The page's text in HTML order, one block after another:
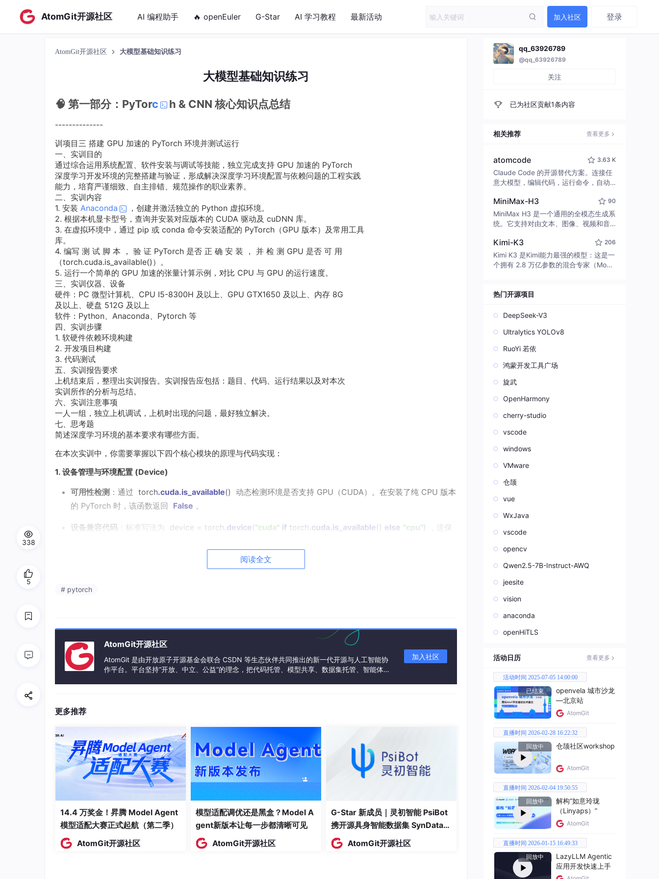
AtomGit开源社区 AI 编程助手 🔥 openEuler G-Star AI 学习教程 最新活动 加入社区 登录
AtomGit开源社区 大模型基础知识练习
大模型基础知识练习
🧠 第一部分：PyTorc h & CNN 核心知识点总结
--------------
训项目三 搭建 GPU 加速的 PyTorch 环境并测试运行
一、实训目的
通过综合运用系统配置、软件安装与调试等技能，独立完成支持 GPU 加速的 PyTorch
深度学习开发环境的完整搭建与验证，形成解决深度学习环境配置与依赖问题的工程实践
能力，培育严谨细致、自主排错、规范操作的职业素养。
二、实训内容
1. 安装 Anaconda
，创建并激活独立的 Python 虚拟环境。
2. 根据本机显卡型号，查询并安装对应版本的 CUDA 驱动及 cuDNN 库。
3. 在虚拟环境中，通过 pip 或 conda 命令安装适配的 PyTorch（GPU 版本）及常用工具
库。
4. 编写 测 试 脚 本 ， 验 证 PyTorch 是否 正 确 安 装 ， 并 检 测 GPU 是否 可 用
（torch.cuda.is_available()）。
5. 运行一个简单的 GPU 加速的张量计算示例，对比 CPU 与 GPU 的运行速度。
三、实训仪器、设备
硬件：PC 微型计算机、CPU I5-8300H 及以上、GPU GTX1650 及以上、内存 8G
及以上、硬盘 512G 及以上
软件：Python、Anaconda、Pytorch 等
四、实训步骤
1. 软硬件依赖环境构建
2. 开发项目构建
3. 代码测试
五、实训报告要求
上机结束后，整理出实训报告。实训报告应包括：题目、代码、运行结果以及对本次
实训所作的分析与总结。
六、实训注意事项
一人一组，独立上机调试，上机时出现的问题，最好独立解决。
七、思考题
简述深度学习环境的基本要求有哪些方面。
在本次实训中，你需要掌握以下四个核心模块的原理与代码实现：
1. 设备管理与环境配置 (Device)
可用性检测 ：通过 torch.cuda.is_available() 动态检测环境是否支持 GPU（CUDA）。在安装了纯 CPU 版本
的 PyTorch 时，该函数返回
False 。
设备兼容代码 ：标准写法为 device = torch.device("cuda" if torch.cuda.is_available() else "cpu")
，这保
(device) 方法将“模型”和“输入数据（images, labels）”移动到同
2. 数据加载机制 (DataLoader)
须将 DataLoader 的 num_workers 参数设置为0。
批处理 (Batch Size)：不能为了减小内存占用将
设为 1，否则会退化为纯随机梯度下降，导致训
练速度极慢且损失震荡难以收敛。
3. SimpleCNN 模型架构 (针对 MNIST 数据集)
第二层：输入通道 16，输出通道 32。
分类器 (Linear)：
输入维度动态计算：28x28 图像经两次 $2 \times 2$ 池化变为 7x7。展平后维度为
输出维度：由于 MNIST 是 0-9 的数字分类，最终必须输出10个类别的得分。
4. 训练流程与性能评估
核心七步：取数据 $\rightarrow$ 移至设备 $\rightarrow$ optimizer.zero_grad() )$\rightarrow
阅读全文
# pytorch
AtomGit开源社区
AtomGit 是由开放原子开源基金会联合 CSDN 等生态伙伴共同推出的新一代开源与人工智能协
作平台。平台坚持“开放、中立、公益”的理念，把代码托管、模型共享、数据集托管、智能体开
加入社区
更多推荐
14.4 万奖金！昇腾 Model Agent
模型适配大赛正式起航（第二季）
AtomGit开源社区
模型适配调优还是黑盒？Model A
gent新版本让每一步都清晰可见
AtomGit开源社区
G-Star 新成员｜灵初智能 PsiBot
携开源具身智能数据集 SynData
入驻 AtomGit
AtomGit开源社区
338
5
qq_63926789
@qq_63926789
关注
已为社区贡献1条内容
相关推荐 查看更多
atomcode 3.63 K
Claude Code 的开源替代方案。连接任
意大模型，编辑代码，运行命令，自动
致性能。 ｜ An open-source alternativ
e to Claude Code. Connect any LLM,
edit code, run commands, and verify
MiniMax-H3 90
MiniMax H3 是一个通用的全模态生成系
统。它支持对由文本、图像、视频和音
并能生成分辨率高达 2K、时长可达 15
秒的带原生立体声音频的视频。得益于
面向任务泛化的系统设计，H3 在预训练
模态指令。
Kimi-K3 206
Kimi K3 是Kimi能力最强的模型：这是一
个拥有 2.8 万亿参数的混合专家（Mo
热门开源项目
DeepSeek-V3
Ultralytics YOLOv8
RuoYi 若依
鸿蒙开发工具广场
旋武
OpenHarmony
cherry-studio
vscode
windows
VMware
仓颉
vue
WxJava
vscode
opencv
Qwen2.5-7B-Instruct-AWQ
jeesite
vision
anaconda
openHiTLS
活动日历 查看更多
活动时间 2025-07-05 14:00:00
已结束
openvela 城市沙龙
—北京站
AtomGit
直播时间 2026-02-28 16:22:32
回放中
仓颉社区workshop
AtomGit
直播时间 2026-02-04 19:50:55
回放中
解构“如意玲珑
（Linyaps）”
AtomGit
直播时间 2026-01-15 16:49:33
回放中
LazyLLM Agentic
应用开发快速上手